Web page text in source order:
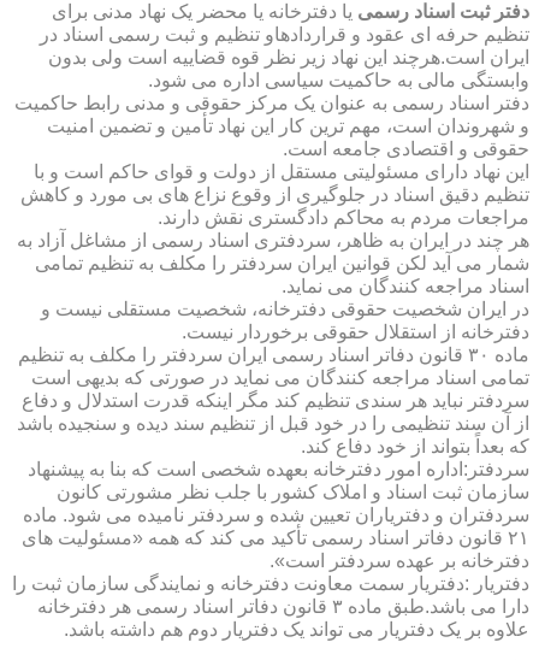
دفتر ثبت اسناد رسمی یا دفترخانه یا محضر یک نهاد مدنی برای
تنظیم حرفه ای عقود و قراردادهاو تنظیم و ثبت رسمی اسناد در
ایران است.هرچند این نهاد زیر نظر قوه قضاییه است ولی بدون
وابستگی مالی به حاکمیت سیاسی اداره می شود.
دفتر اسناد رسمی به عنوان یک مرکز حقوقی و مدنی رابط حاکمیت
و شهروندان است، مهم ترین کار این نهاد تأمین و تضمین امنیت
حقوقی و اقتصادی جامعه است.
این نهاد دارای مسئولیتی مستقل از دولت و قوای حاکم است و با
تنظیم دقیق اسناد در جلوگیری از وقوع نزاع های بی مورد و کاهش
مراجعات مردم به محاکم دادگستری نقش دارند.
هر چند در ایران به ظاهر، سردفتری اسناد رسمی از مشاغل آزاد به
شمار می آید لکن قوانین ایران سردفتر را مکلف به تنظیم تمامی
اسناد مراجعه کنندگان می نماید.
در ایران شخصیت حقوقی دفترخانه، شخصیت مستقلی نیست و
دفترخانه از استقلال حقوقی برخوردار نیست.
ماده ۳۰ قانون دفاتر اسناد رسمی ایران سردفتر را مکلف به تنظیم
تمامی اسناد مراجعه کنندگان می نماید در صورتی که بدیهی است
سردفتر نباید هر سندی تنظیم کند مگر اینکه قدرت استدلال و دفاع
از آن سند تنظیمی را در خود قبل از تنظیم سند دیده و سنجیده باشد
که بعداً بتواند از خود دفاع کند.
سردفتر:اداره امور دفترخانه بعهده شخصی است که بنا به پیشنهاد
سازمان ثبت اسناد و املاک کشور با جلب نظر مشورتی کانون
سردفتران و دفتریاران تعیین شده و سردفتر نامیده می شود. ماده
۲۱ قانون دفاتر اسناد رسمی تأکید می کند که همه «مسئولیت های
دفترخانه بر عهده سردفتر است».
دفتریار :دفتریار سمت معاونت دفترخانه و نمایندگی سازمان ثبت را
دارا می باشد.طبق ماده ۳ قانون دفاتر اسناد رسمی هر دفترخانه
علاوه بر یک دفتریار می تواند یک دفتریار دوم هم داشته باشد.